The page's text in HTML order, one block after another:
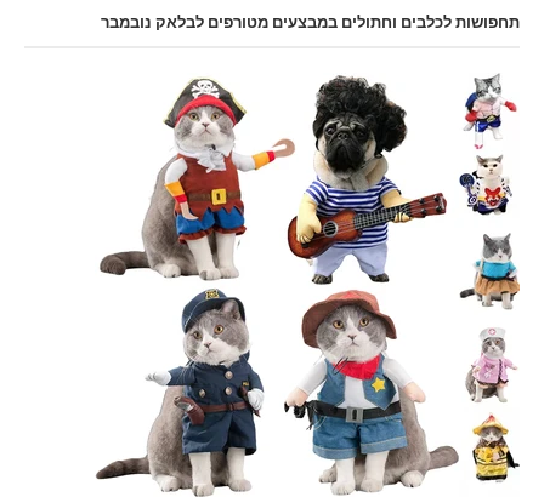
תחפושות לכלבים וחתולים במבצעים מטורפים לבלאק נובמבר